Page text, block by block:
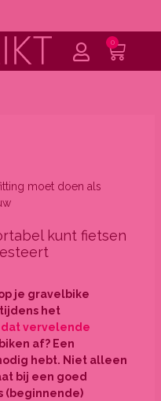
0
moet doen als
kunt fietsen
je gravelbike
het
dat vervelende
af? Een
hebt. Niet alleen
bij een goed
(beginnende)